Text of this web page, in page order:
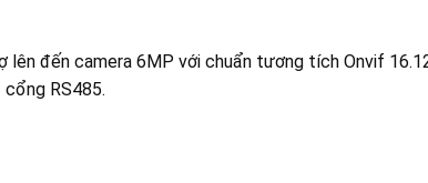
lên đến camera 6MP với chuẩn tương tích Onvif
RS485.